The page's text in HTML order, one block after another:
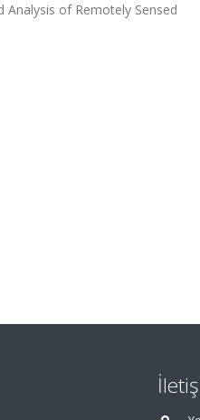
Analysis of Remotely Sensed